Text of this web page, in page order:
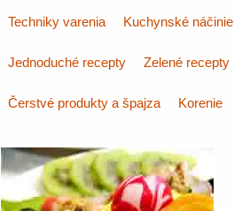
Techniky varenia Kuchynské náčinie
Jednoduché recepty Zelené recepty
Čerstvé produkty a špajza Korenie